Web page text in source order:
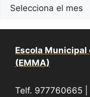
Escola
(EMMA)
Telf. 977760665 |